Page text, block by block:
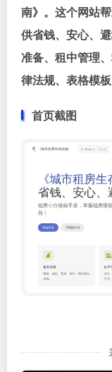
南》。这个网站
供省钱、安心、
准备、租中管理
律法规、表格模
首页截图